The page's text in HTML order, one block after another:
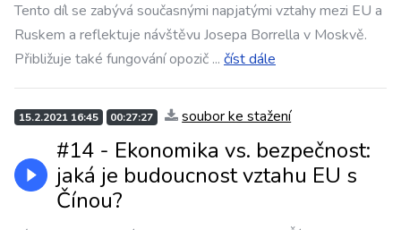
Tento díl se zabývá současnými napjatými vztahy mezi EU a
Ruskem a reflektuje návštěvu Josepa Borrella v Moskvě.
Přibližuje také fungování opozič ... číst dále
15.2.2021 16:45 00:27:27 soubor ke stažení
#14 - Ekonomika vs. bezpečnost:
jaká je budoucnost vztahu EU s
Čínou?